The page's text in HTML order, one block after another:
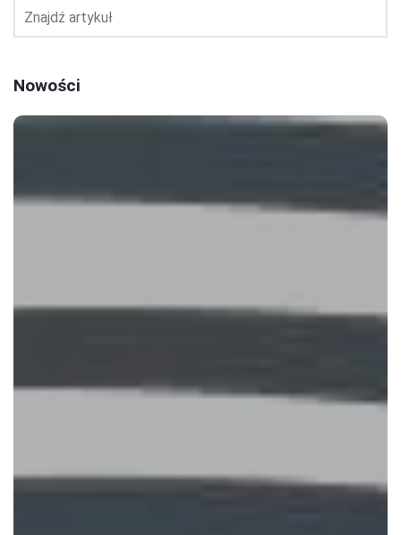
Nowości